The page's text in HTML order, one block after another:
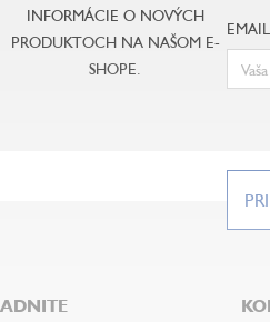
INFORMÁCIE O NOVÝCH
PRODUKTOCH NA NAŠOM E-
SHOPE.
EMAIL